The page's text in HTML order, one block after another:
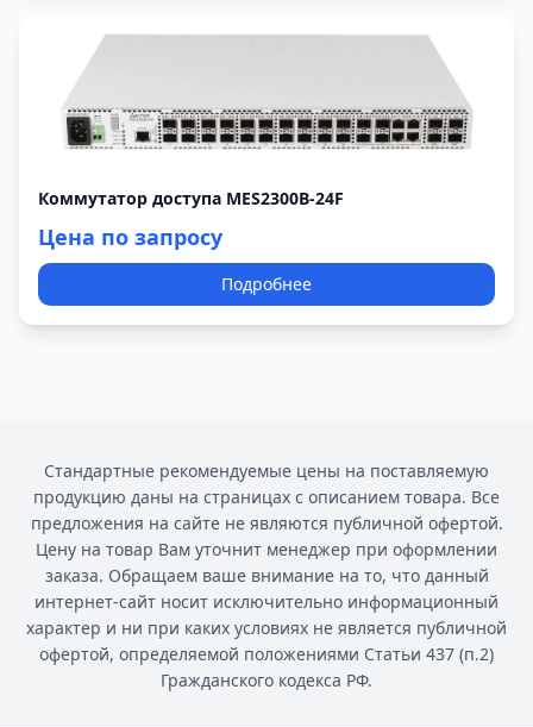
Коммутатор доступа MES2300B-24F
Цена по запросу
Подробнее
Стандартные рекомендуемые цены на поставляемую
продукцию даны на страницах с описанием товара. Все
предложения на сайте не являются публичной офертой.
Цену на товар Вам уточнит менеджер при оформлении
заказа. Обращаем ваше внимание на то, что данный
интернет-сайт носит исключительно информационный
характер и ни при каких условиях не является публичной
офертой, определяемой положениями Статьи 437 (п.2)
Гражданского кодекса РФ.